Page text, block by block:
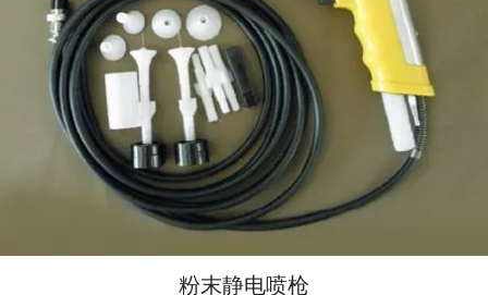
粉末静电喷枪